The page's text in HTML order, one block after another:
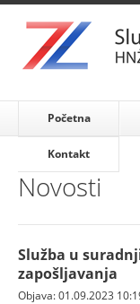
Početna
Kontakt
Novosti
Služba u
zapošljavanja
Objava: 01.09.2023